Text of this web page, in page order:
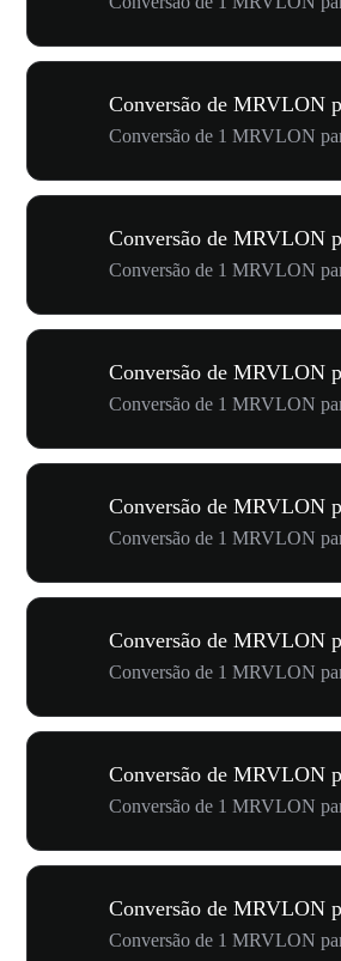
Conversão de MRVLON
Conversão de 1 MRVLON
Conversão de MRVLON
Conversão de 1 MRVLON
Conversão de MRVLON
Conversão de 1 MRVLON
Conversão de MRVLON
Conversão de 1 MRVLON
Conversão de MRVLON
Conversão de 1 MRVLON
Conversão de MRVLON
Conversão de 1 MRVLON
Conversão de MRVLON
Conversão de 1 MRVLON